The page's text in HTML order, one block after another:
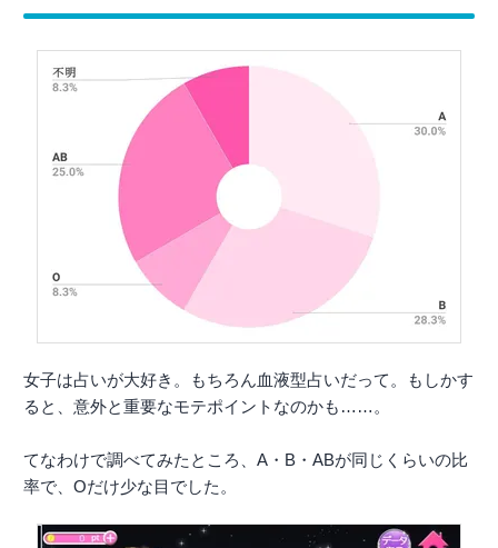
女子は占いが大好き。もちろん血液型占いだって。もしかす
ると、意外と重要なモテポイントなのかも……。
てなわけで調べてみたところ、A・B・ABが同じくらいの比
率で、Oだけ少な目でした。